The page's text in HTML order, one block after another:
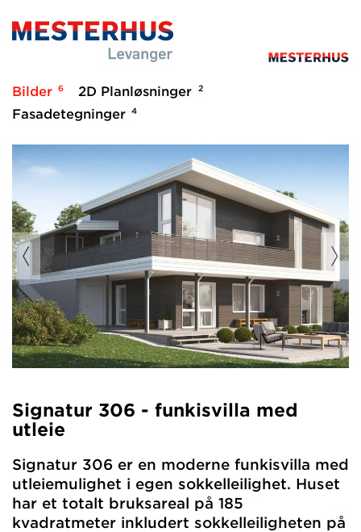
Bilder 6 2D Planløsninger 2
Fasadetegninger 4
Signatur 306 - funkisvilla med
utleie
Signatur 306 er en moderne funkisvilla med
utleiemulighet i egen sokkelleilighet. Huset
har et totalt bruksareal på 185
kvadratmeter inkludert sokkelleiligheten på